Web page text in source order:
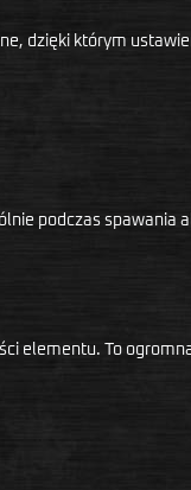
dzięki którym
podczas spawania
elementu. To